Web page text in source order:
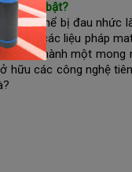
gì nổi bật?
cơ thể bị đau nhức
cho các liệu pháp
trở thành một mong
hữu các công nghệ